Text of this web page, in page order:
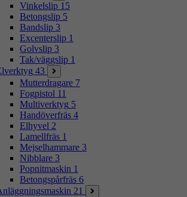
Vinkelslip 15
Betongslip 5
Bandslip 3
Excenterslip 1
Golvslip 3
Tak/väggslip 1
43
Mutterdragare 7
Fogpistol 11
Multiverktyg 5
Handöverfräs 4
Elhyvel 2
Lamellfräs 1
Mejselhammare 3
Nibblare 3
Popnitmaskin 1
Betongspårfräs 6
21